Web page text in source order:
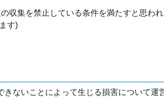
収集を禁止している条件を満たすと思われ
す)
きないことによって生じる損害について運